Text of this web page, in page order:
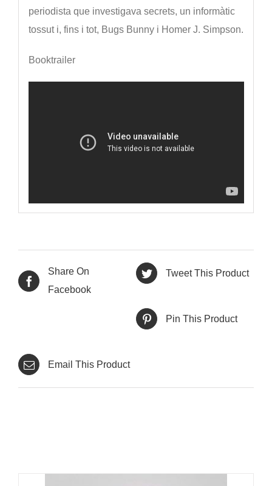
periodista que investigava secrets, un informàtic
tossut i, fins i tot, Bugs Bunny i Homer J. Simpson.
Booktrailer
Share On
Facebook
Tweet This Product
Pin This Product
Email This Product